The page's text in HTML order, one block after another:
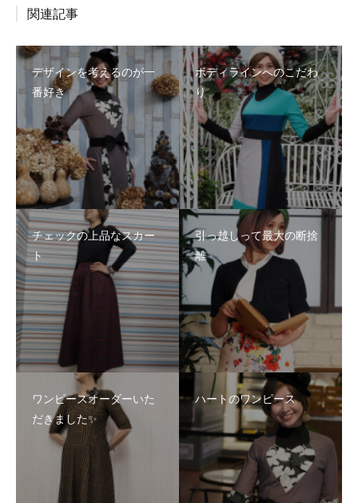
関連記事
デザインを考えるのが一
番好き
ボディラインへのこだわ
り
チェックの上品なスカー
ト
引っ越しって最大の断捨
離
ワンピースオーダーいた
だきました✨
ハートのワンピース